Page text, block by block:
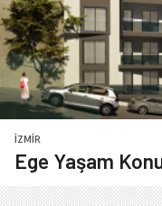
İZMIR
Ege Yaşam